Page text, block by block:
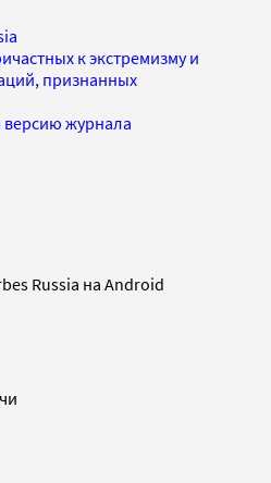
к экстремизму и
признанных
версию журнала
Russia на Android